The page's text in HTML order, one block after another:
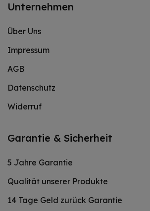
Unternehmen
Über Uns
Impressum
AGB
Datenschutz
Widerruf
Garantie & Sicherheit
5 Jahre Garantie
Qualität unserer Produkte
14 Tage Geld zurück Garantie